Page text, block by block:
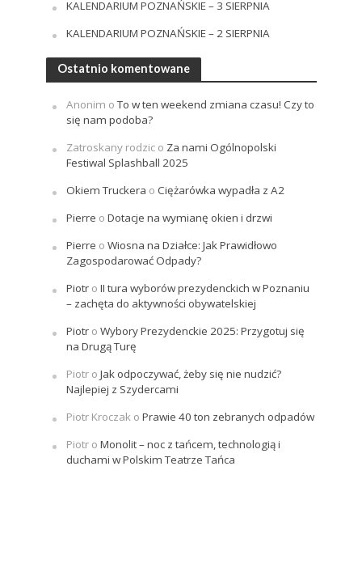
KALENDARIUM POZNAŃSKIE – 3 SIERPNIA
KALENDARIUM POZNAŃSKIE – 2 SIERPNIA
Ostatnio komentowane
Anonim oTo w ten weekend zmiana czasu! Czy to
się nam podoba?
Zatroskany rodzico Za nami Ogólnopolski
Festiwal Splashball 2025
Okiem Truckera o Ciężarówka wypadła z A2
Pierre o Dotacje na wymianę okien i drzwi
Pierre o Wiosna na Działce: Jak Prawidłowo
Zagospodarować Odpady?
Piotro II tura wyborów prezydenckich w Poznaniu
– zachęta do aktywności obywatelskiej
Piotro Wybory Prezydenckie 2025: Przygotuj się
na Drugą Turę
Piotro Jak odpoczywać, żeby się nie nudzić?
Najlepiej z Szydercami
Piotr Kroczako Prawie 40 ton zebranych odpadów
Piotro Monolit – noc z tańcem, technologią i
duchami w Polskim Teatrze Tańca